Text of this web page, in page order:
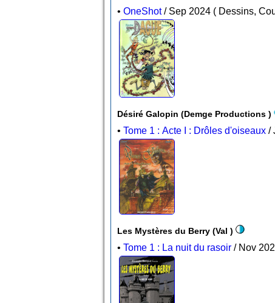
• OneShot
Désiré Galopin (Demge Productions )
• Tome 1 : Acte I : Drôles d'oiseaux
Les Mystères du Berry (Val )
• Tome 1 : La nuit du rasoir